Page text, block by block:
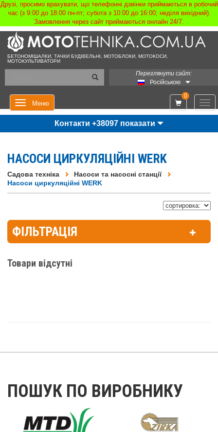
Друзі, просимо врахувати, що телефонні дзвінки приймаються в робочий
час (з 9:00 до 18:00 пн-пт; субота з 10:00 до 16:00; неділя вихідний).
Замовлення через сайт приймаються онлайн 24/7.
БЕТОНОМІШАЛКИ, ТАЧКИ БУДІВЕЛЬНІ, МОТОБЛОКИ, МОТОКОСИ,
МОТОКУЛЬТИВАТОРИ
Переглянути сайт:
Російською
Меню
0
Контакти +38097 показати
НАСОСИ ЦИРКУЛЯЦІЙНІ WERK
Садова техніка
Насоси та насосні станції
Насоси циркуляційні WERK
ФІЛЬТРАЦІЯ
Товари відсутні
ПОШУК ПО ВИРОБНИКУ